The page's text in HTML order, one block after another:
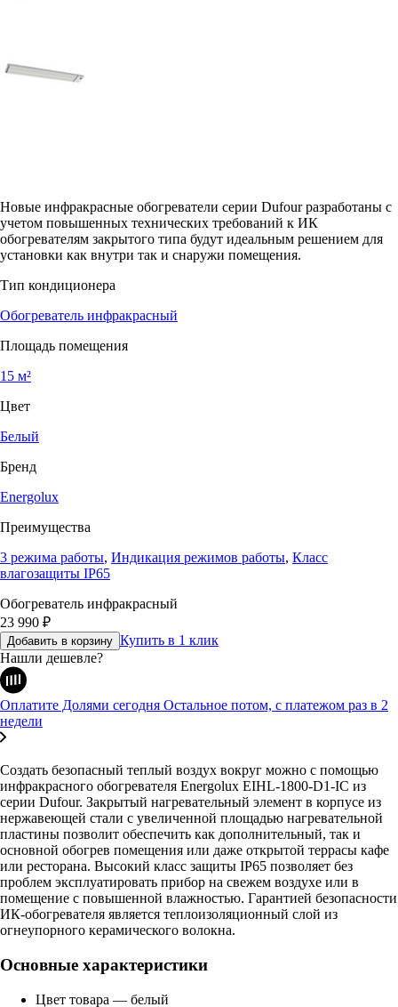
Новые инфракрасные обогреватели серии Dufour разработаны с
учетом повышенных технических требований к ИК
обогревателям закрытого типа будут идеальным решением для
установки как внутри так и снаружи помещения.
Тип кондиционера
Обогреватель инфракрасный
Площадь помещения
15 м²
Цвет
Белый
Бренд
Energolux
Преимущества
3 режима работы, Индикация режимов работы, Класс
влагозащиты IP65
Обогреватель инфракрасный
23 990 ₽
Добавить в корзину Купить в 1 клик
Нашли дешевле?
Оплатите Долями сегодня Остальное потом, с платежом раз в 2
недели
Создать безопасный теплый воздух вокруг можно с помощью
инфракрасного обогревателя Energolux EIHL-1800-D1-IC из
серии Dufour. Закрытый нагревательный элемент в корпусе из
нержавеющей стали с увеличенной площадью нагревательной
пластины позволит обеспечить как дополнительный, так и
основной обогрев помещения или даже открытой террасы кафе
или ресторана. Высокий класс защиты IP65 позволяет без
проблем эксплуатировать прибор на свежем воздухе или в
помещение с повышенной влажностью. Гарантией безопасности
ИК-обогревателя является теплоизоляционный слой из
огнеупорного керамического волокна.
Основные характеристики
Цвет товара — белый